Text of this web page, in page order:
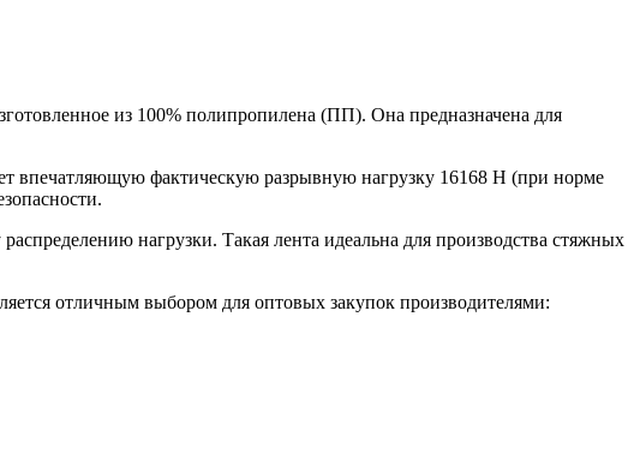
из 100% полипропилена (ПП). Она предназначена для
впечатляющую фактическую разрывную нагрузку 16168 H (при норме
нагрузки. Такая лента идеальна для производства стяжных
отличным выбором для оптовых закупок производителями: